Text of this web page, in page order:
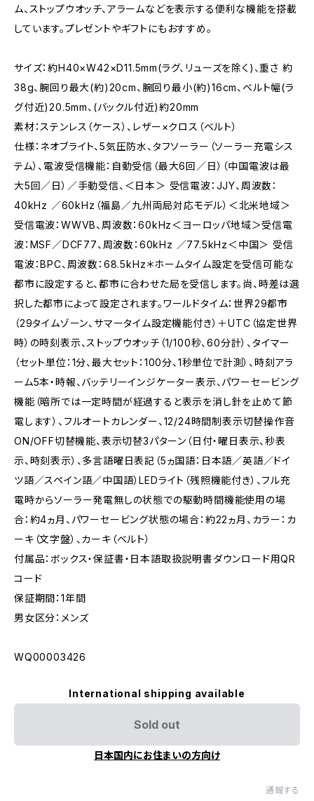
ム、ストップウオッチ、アラームなどを表示する便利な機能を搭載
しています。プレゼントやギフトにもおすすめ。
サイズ：約H40×W42×D11.5mm(ラグ、リューズを除く)、重さ 約
38g、腕回り最大(約)20cm、腕回り最小(約)16cm、ベルト幅(ラ
グ付近)20.5mm、(バックル付近)約20mm
素材：ステンレス（ケース）、レザー×クロス（ベルト）
仕様：ネオブライト、5気圧防水、タフソーラー（ソーラー充電シス
テム）、電波受信機能：自動受信（最大6回／日）（中国電波は最
大5回／日）／手動受信、＜日本＞ 受信電波：JJY、周波数：
40kHz ／60kHz（福島／九州両局対応モデル）＜北米地域＞
受信電波：WWVB、周波数：60kHz＜ヨーロッパ地域＞受信電
波：MSF／DCF77、周波数：60kHz ／77.5kHz＜中国＞ 受信
電波：BPC、周波数：68.5kHz＊ホームタイム設定を受信可能な
都市に設定すると、都市に合わせた局を受信します。尚、時差は選
択した都市によって設定されます。ワールドタイム：世界29都市
（29タイムゾーン、サマータイム設定機能付き）＋UTC（協定世界
時）の時刻表示、ストップウオッチ（1/100秒、60分計）、タイマー
（セット単位：1分、最大セット：100分、1秒単位で計測）、時刻アラ
ーム5本・時報、バッテリーインジケーター表示、パワーセービング
機能（暗所では一定時間が経過すると表示を消し針を止めて節
電します）、フルオートカレンダー、12/24時間制表示切替操作音
ON/OFF切替機能、表示切替3パターン（日付・曜日表示、秒表
示、時刻表示）、多言語曜日表記（5ヵ国語：日本語／英語／ドイ
ツ語／スペイン語／中国語）LEDライト（残照機能付き）、フル充
電時からソーラー発電無しの状態での駆動時間機能使用の場
合：約4ヵ月、パワーセービング状態の場合：約22ヵ月、カラー：カ
ーキ（文字盤）、カーキ（ベルト）
付属品：ボックス・保証書・日本語取扱説明書ダウンロード用QR
コード
保証期間：1年間
男女区分：メンズ
WQ00003426
International shipping available
Sold out
日本国内にお住まいの方向け
通報する